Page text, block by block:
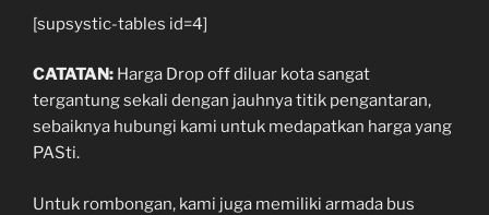
[supsystic-tables id=4]
CATATAN: Harga Drop off diluar kota sangat
tergantung sekali dengan jauhnya titik pengantaran,
sebaiknya hubungi kami untuk medapatkan harga yang
PASti.
Untuk rombongan, kami juga memiliki armada bus